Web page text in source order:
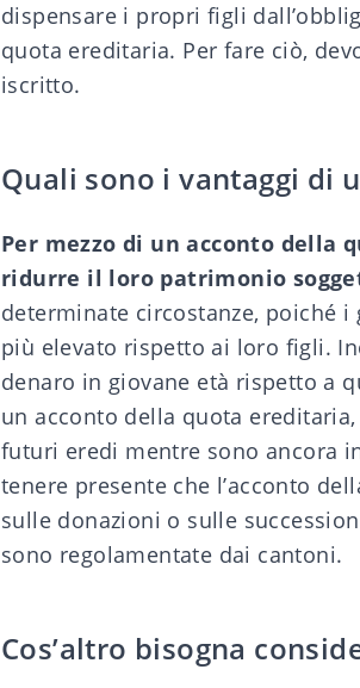
dispensare i propri figli
quota ereditaria. Per fare ciò,
iscritto.
Quali sono i vantaggi di
Per mezzo di un acconto della
ridurre il loro patrimonio
determinate circostanze, poiché
più elevato rispetto ai loro figli.
denaro in giovane età rispetto a
un acconto della quota
futuri eredi mentre sono ancora
tenere presente che l’acconto
sulle donazioni o sulle
sono regolamentate dai cantoni.
Cos’altro bisogna